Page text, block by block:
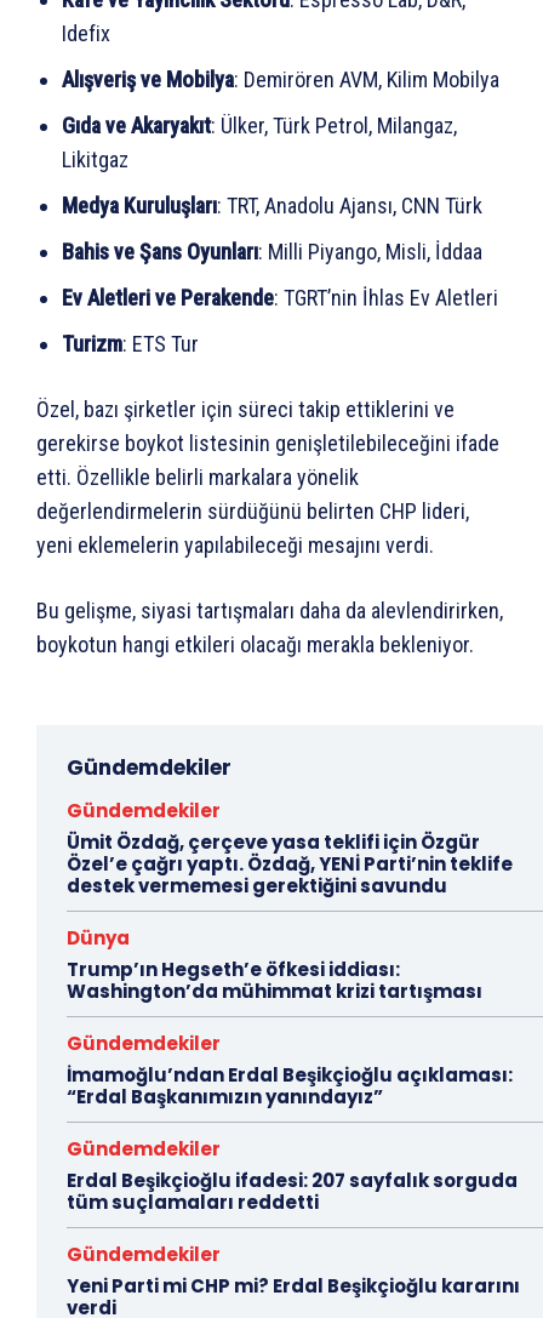
Idefix
Alışveriş ve Mobilya: Demirören AVM, Kilim Mobilya
Gıda ve Akaryakıt: Ülker, Türk Petrol, Milangaz,
Likitgaz
Medya Kuruluşları: TRT, Anadolu Ajansı, CNN Türk
Bahis ve Şans Oyunları: Milli Piyango, Misli, İddaa
Ev Aletleri ve Perakende: TGRT’nin İhlas Ev Aletleri
Turizm: ETS Tur
Özel, bazı şirketler için süreci takip ettiklerini ve
gerekirse boykot listesinin genişletilebileceğini ifade
etti. Özellikle belirli markalara yönelik
değerlendirmelerin sürdüğünü belirten CHP lideri,
yeni eklemelerin yapılabileceği mesajını verdi.
Bu gelişme, siyasi tartışmaları daha da alevlendirirken,
boykotun hangi etkileri olacağı merakla bekleniyor.
Gündemdekiler
Gündemdekiler
Ümit Özdağ, çerçeve yasa teklifi için Özgür
Özel’e çağrı yaptı. Özdağ, YENİ Parti’nin teklife
destek vermemesi gerektiğini savundu
Dünya
Trump’ın Hegseth’e öfkesi iddiası:
Washington’da mühimmat krizi tartışması
Gündemdekiler
İmamoğlu’ndan Erdal Beşikçioğlu açıklaması:
“Erdal Başkanımızın yanındayız”
Gündemdekiler
Erdal Beşikçioğlu ifadesi: 207 sayfalık sorguda
tüm suçlamaları reddetti
Gündemdekiler
Yeni Parti mi CHP mi? Erdal Beşikçioğlu kararını
verdi